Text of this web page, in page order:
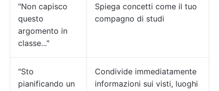
"Non capisco
questo
argomento in
classe..."
Spiega concetti come il tuo
compagno di studi
"Sto
pianificando un
Condivide immediatamente
informazioni sui visti, luoghi